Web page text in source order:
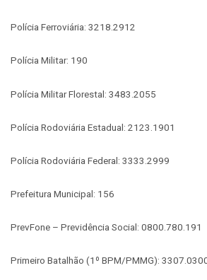
Polícia Ferroviária: 3218.2912
Polícia Militar: 190
Polícia Militar Florestal: 3483.2055
Polícia Rodoviária Estadual: 2123.1901
Polícia Rodoviária Federal: 3333.2999
Prefeitura Municipal: 156
PrevFone – Previdência Social: 0800.780.191
Primeiro Batalhão (1º BPM/PMMG):